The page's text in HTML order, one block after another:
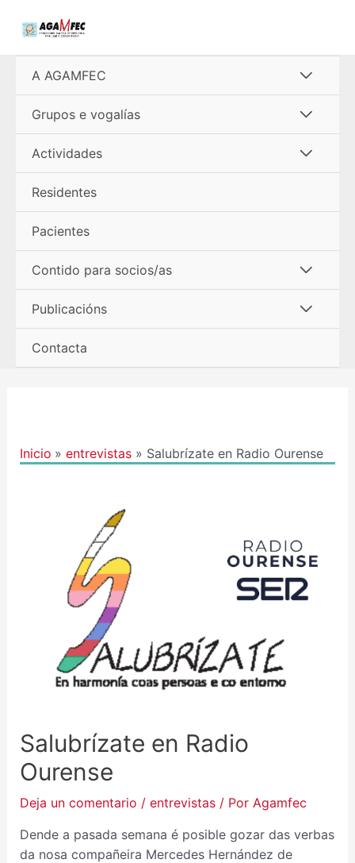
A AGAMFEC
menú
Grupos e vogalías
menú
Actividades
Residentes
Pacientes
Contido para socios/as
menú
Publicacións
Contacta
Inicio entrevistas Salubrízate en Radio Ourense
Salubrízate en Radio
Ourense
Deja un comentario / entrevistas/ Por Agamfec
Dende a pasada semana é posible gozar das verbas
da nosa compañeira Mercedes Hernández de